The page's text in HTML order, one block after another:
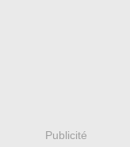
Publicité